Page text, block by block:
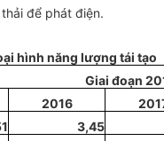
để phát điện.
hình năng lượng tái tạo
Giai đoạn
2016
3,45